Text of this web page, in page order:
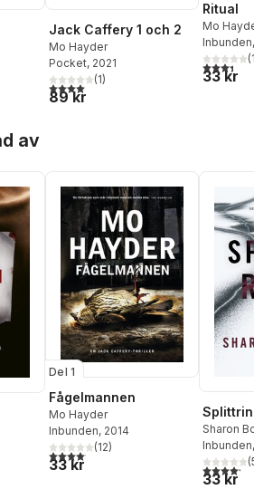
antal röster:
Jack Caffery 1 och 2
Mo Hayder
Pocket, 2021
4,0utav 5 stjärnor. Totalt antal röster:
(1)
89 kr
Ritual
Mo
Inbunden
3,4utav 5(
33 kr
av
Del 1
Fågelmannen
Mo Hayder
Inbunden, 2014
4,1utav 5 stjärnor. Totalt antal röster:
(12)
33 kr
Sharon
Inbunden
4,2utav 5(
33 kr